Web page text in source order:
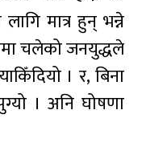
मात्र हुन् भन्ने
चलेको जनयुद्धले
। र, बिना
। अनि घोषणा